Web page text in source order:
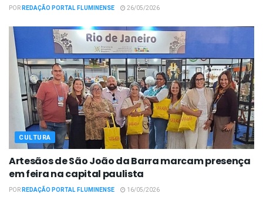
PORREDAÇÃO PORTAL FLUMINENSE 26/05/2026
CULTURA
Artesãos de São João da Barra marcam presença
em feira na capital paulista
PORREDAÇÃO PORTAL FLUMINENSE 16/05/2026